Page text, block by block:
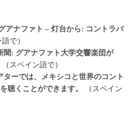
アナファト – 灯台から: コントラバ
で）
聞: グアナファト大学交響楽団が
（スペイン語で）
ターでは、メキシコと世界のコント
聴くことができます。
（スペイン